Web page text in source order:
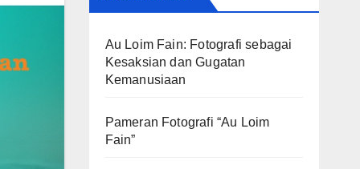
Au Loim Fain: Fotografi sebagai
Kesaksian dan Gugatan
Kemanusiaan
Pameran Fotografi “Au Loim
Fain”